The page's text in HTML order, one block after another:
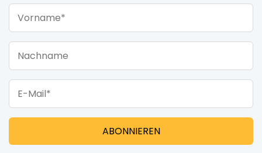
Nachname
E-Mail*